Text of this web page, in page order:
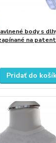
body s
na
Pridať do